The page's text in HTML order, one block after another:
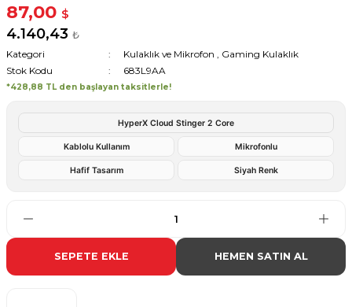
87,00 $
4.140,43 ₺
Kategori
Kulaklık ve Mikrofon , Gaming Kulaklık
Stok Kodu
683L9AA
*428,88 TL den başlayan taksitlerle!
HyperX Cloud Stinger 2 Core
Kablolu Kullanım Mikrofonlu
Hafif Tasarım Siyah Renk
SEPETE EKLE HEMEN SATIN AL